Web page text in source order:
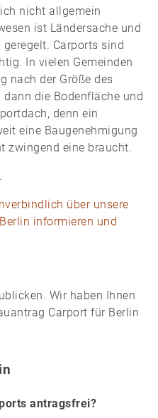
nicht allgemein
ist Ländersache und
Carports sind
In vielen Gemeinden
nach der Größe des
die Bodenfläche und
denn ein
eine Baugenehmigung
zwingend eine braucht.
über unsere
informieren und
Wir haben Ihnen
Carport für Berlin
antragsfrei?